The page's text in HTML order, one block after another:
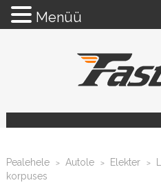
Pealehele > Autole > Elekter >
korpuses
Menüü